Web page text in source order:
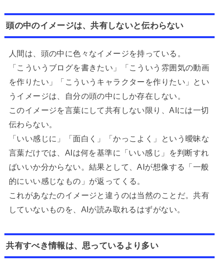
頭の中のイメージは、共有しないと伝わらない
人間は、頭の中に色々なイメージを持っている。
「こういうブログを書きたい」「こういう雰囲気の動画
を作りたい」「こういうキャラクターを作りたい」とい
うイメージは、自分の頭の中にしか存在しない。
このイメージを言葉にして共有しない限り、AIには一切
伝わらない。
「いい感じに」「面白く」「かっこよく」という曖昧な
言葉だけでは、AIは何を基準に「いい感じ」を判断すれ
ばいいか分からない。結果として、AIが想像する「一般
的にいい感じなもの」が返ってくる。
これがあなたのイメージと違うのは当然のことだ。共有
していないものを、AIが読み取れるはずがない。
共有すべき情報は、思っているより多い